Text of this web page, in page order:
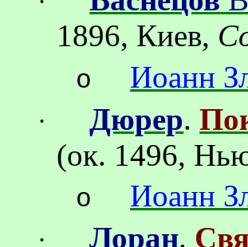
1896, Киев,
o Иоанн
· Дюрер.
(ок. 1496,
o Иоанн
· Лоран.